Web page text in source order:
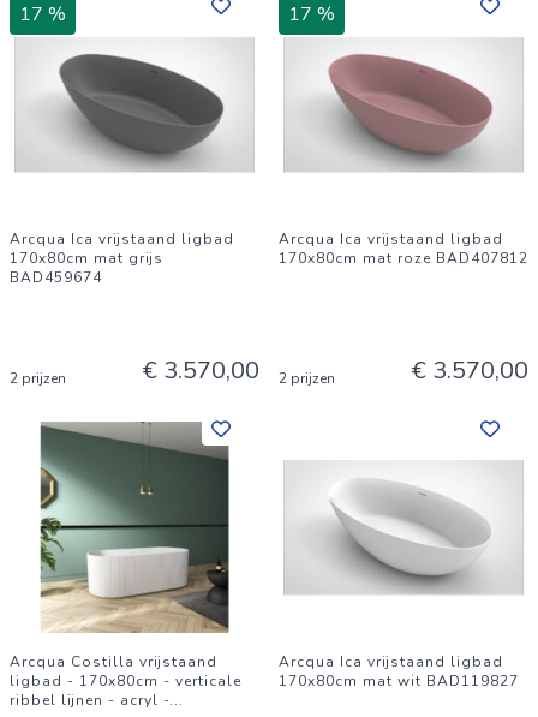
17 %
Arcqua Ica vrijstaand ligbad
170x80cm mat grijs
BAD459674
2 prijzen € 3.570,00
17 %
Arcqua Ica vrijstaand ligbad
170x80cm mat roze BAD407812
2 prijzen € 3.570,00
Arcqua Costilla vrijstaand
ligbad - 170x80cm - verticale
ribbel lijnen - acryl -...
Arcqua Ica vrijstaand ligbad
170x80cm mat wit BAD119827